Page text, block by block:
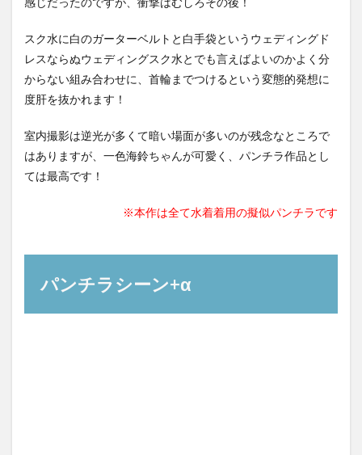
スク水に白のガーターベルトと白手袋というウェディングド
レスならぬウェディングスク水とでも言えばよいのかよく分
からない組み合わせに、首輪までつけるという変態的発想に
度肝を抜かれます！
室内撮影は逆光が多くて暗い場面が多いのが残念なところで
はありますが、一色海鈴ちゃんが可愛く、パンチラ作品とし
ては最高です！
※本作は全て水着着用の擬似パンチラです
パンチラシーン+α